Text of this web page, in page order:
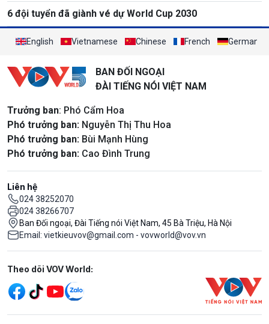
6 đội tuyển đã giành vé dự World Cup 2030
English Vietnamese Chinese French German
BAN ĐỐI NGOẠI
ĐÀI TIẾNG NÓI VIỆT NAM
Trưởng ban: Phó Cẩm Hoa
Phó trưởng ban: Nguyễn Thị Thu Hoa
Phó trưởng ban: Bùi Mạnh Hùng
Phó trưởng ban: Cao Đình Trung
Liên hệ
024 38252070
024 38266707
Ban Đối ngoại, Đài Tiếng nói Việt Nam, 45 Bà Triệu, Hà Nội
Email: vietkieuvov@gmail.com - vovworld@vov.vn
Mạng xã hội
Theo dõi VOV World: